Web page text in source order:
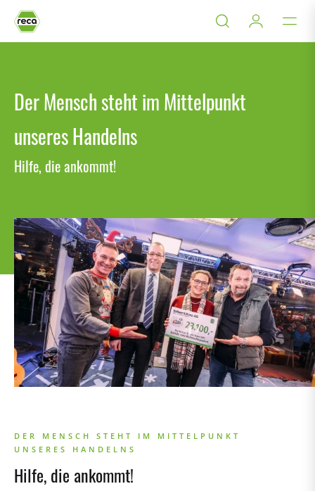
Der Mensch steht im Mittelpunkt
unseres Handelns
Hilfe, die ankommt!
DER MENSCH STEHT IM MITTELPUNKT
UNSERES HANDELNS
Hilfe, die ankommt!